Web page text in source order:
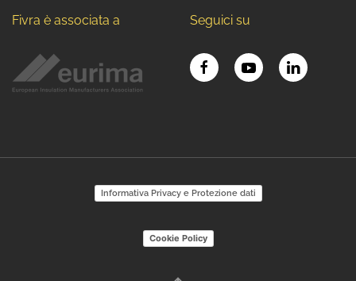
Fivra è associata a Seguici su
Informativa Privacy e Protezione dati
Cookie Policy